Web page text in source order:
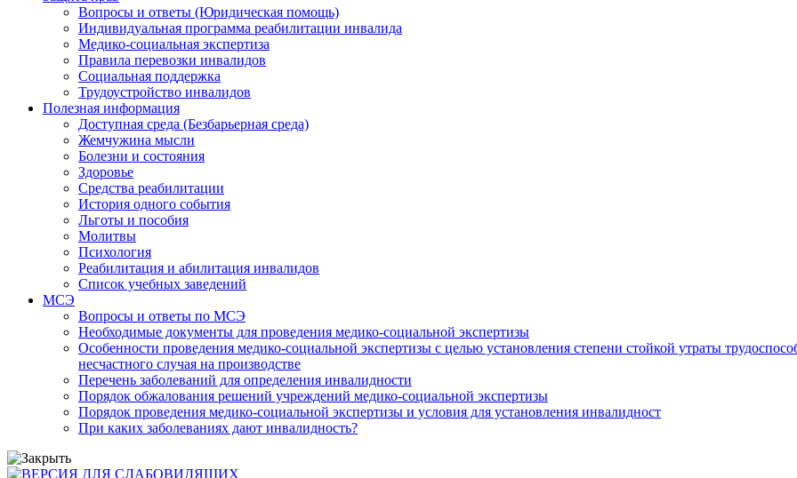
Вопросы и ответы (Юридическая помощь)
Индивидуальная программа реабилитации инвалида
Медико-социальная экспертиза
Правила перевозки инвалидов
Социальная поддержка
Трудоустройство инвалидов
Полезная информация
Доступная среда (Безбарьерная среда)
Жемчужина мысли
Болезни и состояния
Здоровье
Средства реабилитации
История одного события
Льготы и пособия
Молитвы
Психология
Реабилитация и абилитация инвалидов
Список учебных заведений
МСЭ
Вопросы и ответы по МСЭ
Необходимые документы для проведения медико-социальной экспертизы
Особенности проведения медико-социальной экспертизы с целью установления степени стойкой утраты
несчастного случая на производстве
Перечень заболеваний для определения инвалидности
Порядок обжалования решений учреждений медико-социальной экспертизы
Порядок проведения медико-социальной экспертизы и условия для установления инвалидност
При каких заболеваниях дают инвалидность?